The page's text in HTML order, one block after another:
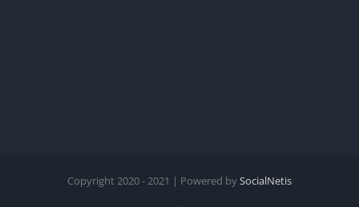
Copyright 2020 - 2021 | Powered bySocialNetis